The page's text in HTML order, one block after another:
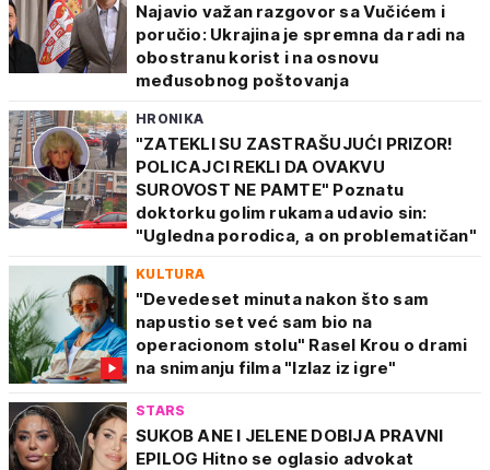
Najavio važan razgovor sa Vučićem i
poručio: Ukrajina je spremna da radi na
obostranu korist i na osnovu
međusobnog poštovanja
HRONIKA
"ZATEKLI SU ZASTRAŠUJUĆI PRIZOR!
POLICAJCI REKLI DA OVAKVU
SUROVOST NE PAMTE" Poznatu
doktorku golim rukama udavio sin:
"Ugledna porodica, a on problematičan"
KULTURA
"Devedeset minuta nakon što sam
napustio set već sam bio na
operacionom stolu" Rasel Krou o drami
na snimanju filma "Izlaz iz igre"
STARS
SUKOB ANE I JELENE DOBIJA PRAVNI
EPILOG Hitno se oglasio advokat